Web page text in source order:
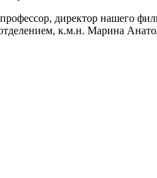
директор нашего
к.м.н. Марина